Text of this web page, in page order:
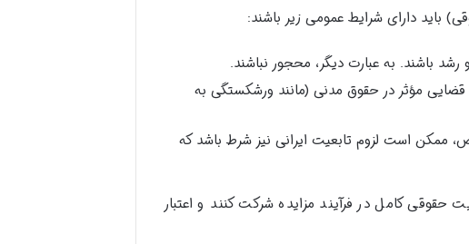
باید دارای شرایط عمومی زیر باشند:
باشند. به عبارت دیگر، محجور نباشند.
مؤثر در حقوق مدنی (مانند ورشکستگی به
ممکن است لزوم تابعیت ایرانی نیز شرط باشد که
کامل در فرآیند مزایده شرکت کنند و اعتبار